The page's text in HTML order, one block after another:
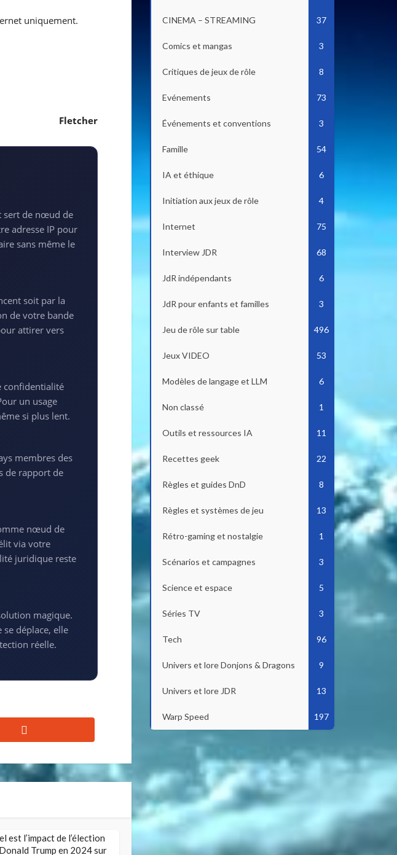
uniquement.
Fletcher
sert de nœud de
adresse IP pour
sans même le
soit par la
de votre bande
attirer vers
confidentialité
un usage
si plus lent.
membres des
de rapport de
nœud de
via votre
juridique reste
magique.
déplace, elle
réelle.
est l’impact de l’élection
Trump en 2024 sur
CINEMA – STREAMING 37
Comics et mangas 3
Critiques de jeux de rôle 8
Evénements 73
Événements et conventions 3
Famille 54
IA et éthique 6
Initiation aux jeux de rôle 4
Internet 75
Interview JDR 68
JdR indépendants 6
JdR pour enfants et familles 3
Jeu de rôle sur table 496
Jeux VIDEO 53
Modèles de langage et LLM 6
Non classé 1
Outils et ressources IA 11
Recettes geek 22
Règles et guides DnD 8
Règles et systèmes de jeu 13
Rétro-gaming et nostalgie 1
Scénarios et campagnes 3
Science et espace 5
Séries TV 3
Tech 96
Univers et lore Donjons & Dragons 9
Univers et lore JDR 13
Warp Speed 197